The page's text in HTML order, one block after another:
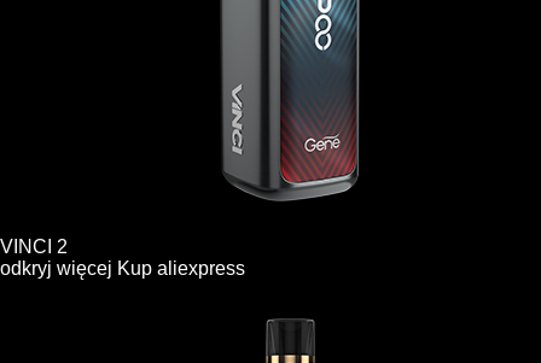
VINCI 2
odkryj więcej Kup aliexpress